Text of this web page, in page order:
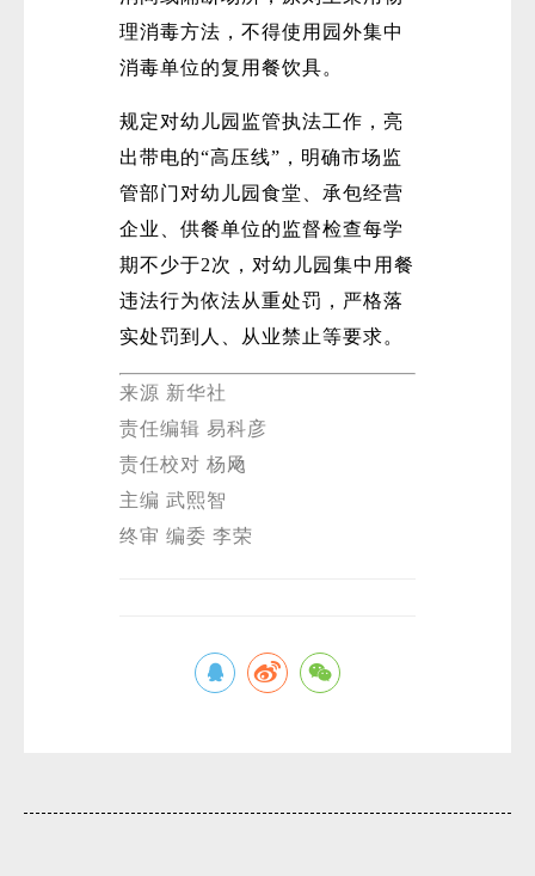
理消毒方法，不得使用园外集中
消毒单位的复用餐饮具。
规定对幼儿园监管执法工作，亮
出带电的“高压线”，明确市场监
管部门对幼儿园食堂、承包经营
企业、供餐单位的监督检查每学
期不少于2次，对幼儿园集中用餐
违法行为依法从重处罚，严格落
实处罚到人、从业禁止等要求。
来源 新华社
责任编辑 易科彦
责任校对 杨飏
主编 武熙智
终审 编委 李荣